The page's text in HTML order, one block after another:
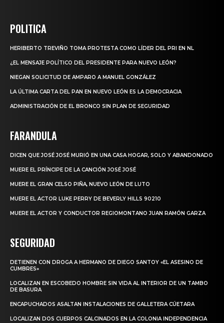
POLITICA
HERIBERTO TREVIÑO TOMA PROTESTA COMO LÍDER DEL PRI EN NL
¿EL MENSAJE POLÍTICO DEL PRESIDENTE PARA NUEVO LEÓN?
NIEGAN SOLICITUD DE AMPARO A MANUEL GONZÁLEZ
LA ÚLTIMA CARTA DEL PAN EN NUEVO LEÓN ES LA DEMOCRACIA
ADMINISTRACIÓN DE EL BRONCO SIN PLAN DE SEGURIDAD
FARANDULA
DICEN QUE JOSÉ JOSÉ MURIÓ EN UNA CASA HOGAR, SOLO Y ABANDONADO
MUERE EL PRÍNCIPE DE LA CANCIÓN JOSÉ JOSÉ
MUERE EL GRAN CELSO PIÑA, NUEVO LEÓN DE LUTO
MUERE EL ACTOR LUKE PERRY DE BEVERLY HILLS 90210
MUERE EL ACTOR Y CONDUCTOR REGIOMONTANO JUAN RAMÓN GARZA
SEGURIDAD
DETIENEN CON DROGA A HERMANO DE DIEGO SANTOY «EL ASESINO DE
CUMBRES»
LOCALIZAN EN ESCOBEDO HOMBRE SIN VIDA AL INTERIOR DE UN TAMBO
DE BASURA
ENCAPUCHADOS ASALTAN INSTALACIONES DE GALLETERA CÚETARA
LOCALIZAN DOS CUERPOS CALCINADOS EN LA COLONIA INDEPENDENCIA